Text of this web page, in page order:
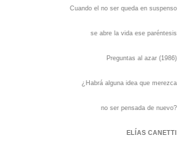
Cuando el no ser queda en suspenso
se abre la vida ese paréntesis
Preguntas al azar (1986)
¿Habrá alguna idea que merezca
no ser pensada de nuevo?
ELÍAS CANETTI